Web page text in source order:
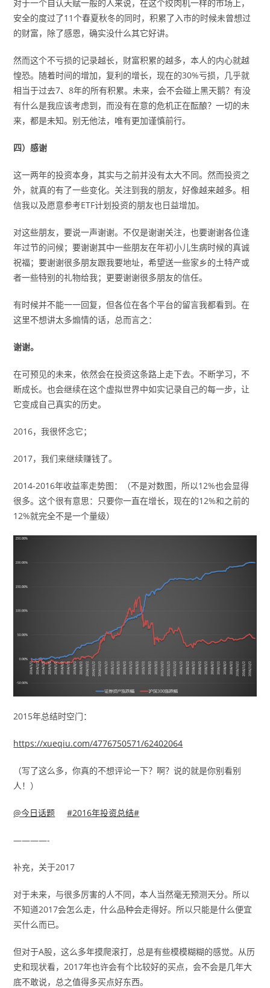
对于一个自认天赋一般的人来说，在这个绞肉机一样的市场上，
安全的度过了11个春夏秋冬的同时，积累了入市的时候未曾想过
的财富，除了感恩，确实没什么其它好讲。
然而这个不亏损的记录越长，财富积累的越多，本人的内心就越
惶恐。随着时间的增加，复利的增长，现在的30%亏损，几乎就
相当于过去7、8年的所有积累。未来，会不会碰上黑天鹅？有没
有什么是我应该考虑到，而没有在意的危机正在酝酿？一切的未
来，都是未知。别无他法，唯有更加谨慎前行。
四）感谢
这一两年的投资本身，其实与之前并没有太大不同。然而投资之
外，就真的有了一些变化。关注到我的朋友，好像越来越多。相
信我以及愿意参考ETF计划投资的朋友也日益增加。
对这些朋友，要说一声谢谢。不仅是谢谢关注，也要谢谢各位逢
年过节的问候；要谢谢其中一些朋友在年初小儿生病时候的真诚
祝福；要谢谢很多朋友跟我要地址，希望送一些家乡的土特产或
者一些特别的礼物给我；更要谢谢很多朋友的信任。
有时候并不能一一回复，但各位在各个平台的留言我都看到。在
这里不想讲太多煽情的话，总而言之：
谢谢。
在可预见的未来，依然会在投资这条路上走下去。不断学习，不
断成长。也会继续在这个虚拟世界中如实记录自己的每一步，让
它变成自己真实的历史。
2016，我很怀念它；
2017，我们来继续赚钱了。
2014-2016年收益率走势图：（不是对数图，所以12%也会显得
很多。这个很有意思：只要你一直在增长，现在的12%和之前的
12%就完全不是一个量级）
2015年总结时空门：
https://xueqiu.com/4776750571/62402064
（写了这么多，你真的不想评论一下？啊？说的就是你别看别
人！）
@今日话题 #2016年投资总结#
————-
补充，关于2017
对于未来，与很多厉害的人不同，本人当然毫无预测天分。所以
不知道2017会怎么走，什么品种会走得好。所以只能是什么便宜
买什么而已。
但对于A股，这么多年摸爬滚打，总是有些模模糊糊的感觉。从历
史和现状看，2017年也许会有个比较好的买点，会不会是几年大
底不敢说，总之值得多买点好东西。